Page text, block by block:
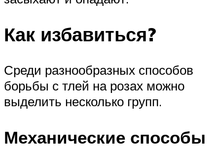
Как избавиться?
Среди разнообразных способов
борьбы с тлей на розах можно
выделить несколько групп.
Механические способы